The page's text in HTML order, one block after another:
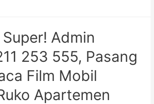
Admin
253 555, Pasang
Film Mobil
Apartemen